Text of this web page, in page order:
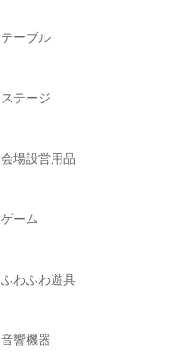
テーブル
ステージ
会場設営用品
ゲーム
ふわふわ遊具
音響機器